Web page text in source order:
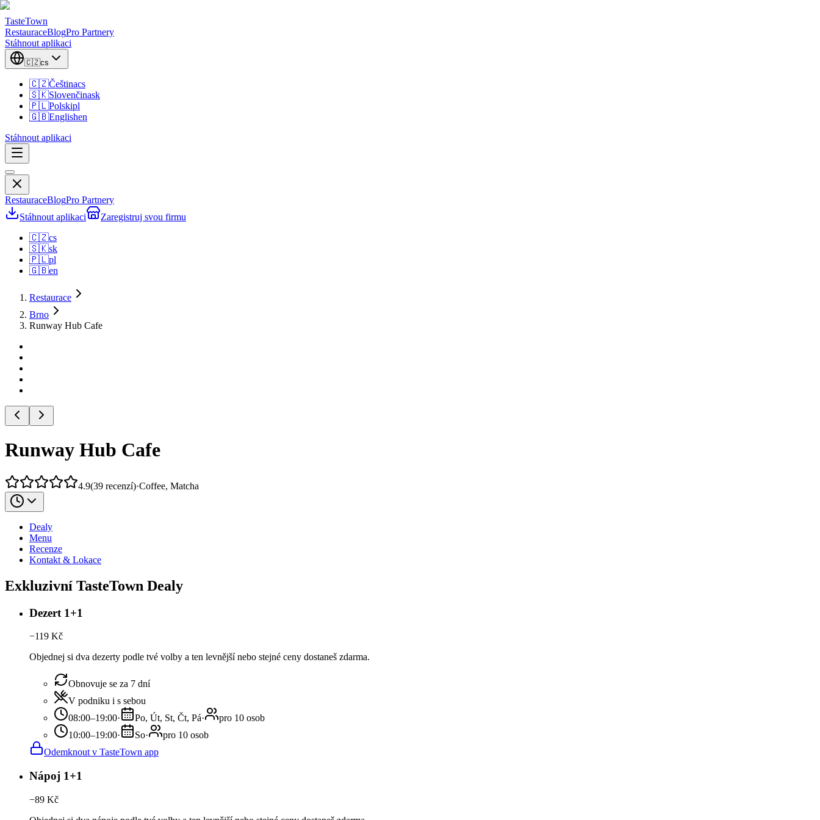
TasteTown
RestauraceBlogPro Partnery
Stáhnout aplikaci
🇨🇿cs
🇨🇿Češtinacs
🇸🇰Slovenčinask
🇵🇱Polskipl
🇬🇧Englishen
Stáhnout aplikaci
RestauraceBlogPro Partnery
Stáhnout aplikaci
Zaregistruj svou firmu
🇨🇿cs
🇸🇰sk
🇵🇱pl
🇬🇧en
Restaurace
Brno
Runway Hub Cafe
Runway Hub Cafe
4.9(39 recenzí)·Coffee, Matcha
Dealy
Menu
Recenze
Kontakt & Lokace
Exkluzivní TasteTown Dealy
Dezert 1+1
−119 Kč
Objednej si dva dezerty podle tvé volby a ten levnější nebo stejné ceny dostaneš zdarma.
Obnovuje se za 7 dní
V podniku i s sebou
08:00–19:00· Po, Út, St, Čt, Pá·
pro 10 osob
10:00–19:00· So·
pro 10 osob
Odemknout v TasteTown app
Nápoj 1+1
−89 Kč